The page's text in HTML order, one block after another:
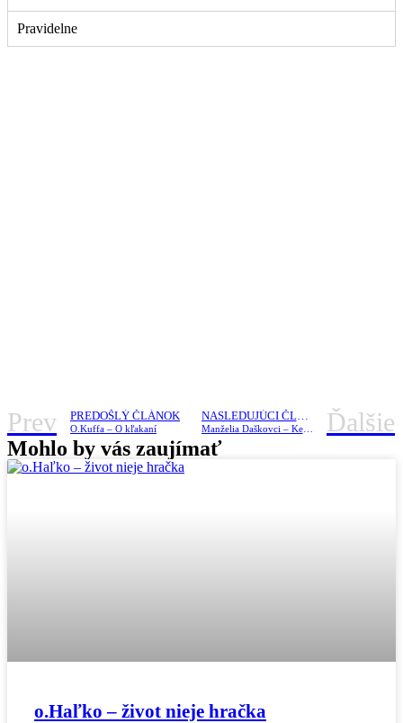
Pravidelne
Prev PREDOŠLÝ ČLÁNOK
O.Kuffa – O kľakaní
NASLEDUJÚCI ČLÁNOK
Manželia Daškovci – Kedy sa kresťanom dýcha ľahšie? Ďalšie
Mohlo by vás zaujímať
o.Haľko – život nieje hračka